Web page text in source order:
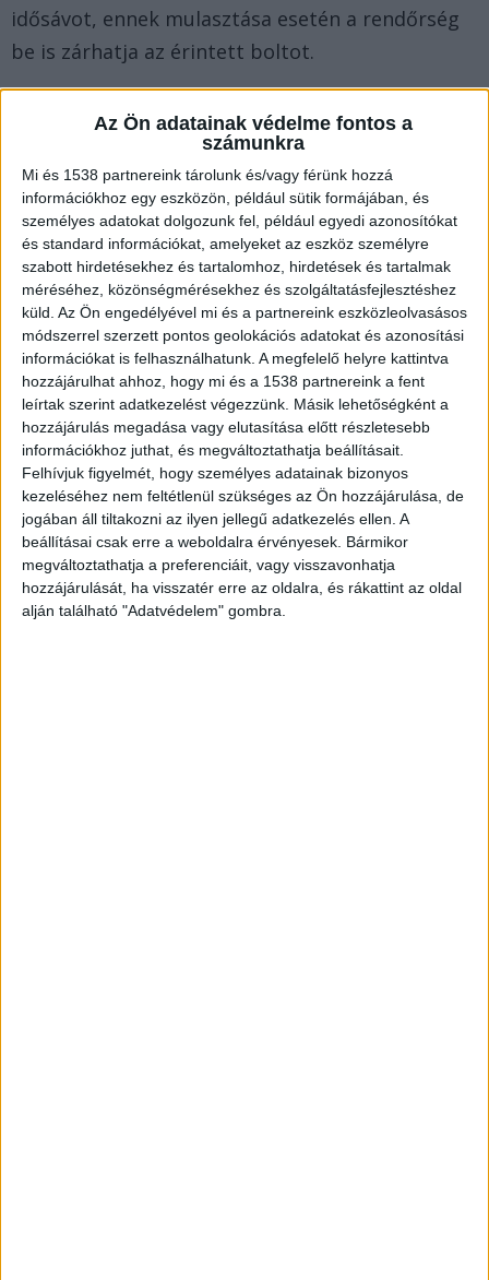
Az Ön adatainak védelme fontos a
számunkra
Mi és 1538 partnereink tárolunk és/vagy férünk hozzá
információkhoz egy eszközön, például sütik formájában, és
személyes adatokat dolgozunk fel, például egyedi azonosítókat
és standard információkat, amelyeket az eszköz személyre
szabott hirdetésekhez és tartalomhoz, hirdetések és tartalmak
méréséhez, közönségmérésekhez és szolgáltatásfejlesztéshez
küld. Az Ön engedélyével mi és a partnereink eszközleolvasásos
módszerrel szerzett pontos geolokációs adatokat és azonosítási
információkat is felhasználhatunk. A megfelelő helyre kattintva
hozzájárulhat ahhoz, hogy mi és a 1538 partnereink a fent
leírtak szerint adatkezelést végezzünk. Másik lehetőségként a
hozzájárulás megadása vagy elutasítása előtt részletesebb
információkhoz juthat, és megváltoztathatja beállításait.
Felhívjuk figyelmét, hogy személyes adatainak bizonyos
kezeléséhez nem feltétlenül szükséges az Ön hozzájárulása, de
jogában áll tiltakozni az ilyen jellegű adatkezelés ellen. A
beállításai csak erre a weboldalra érvényesek. Bármikor
megváltoztathatja a preferenciáit, vagy visszavonhatja
hozzájárulását, ha visszatér erre az oldalra, és rákattint az oldal
alján található "Adatvédelem" gombra.
idősávot, ennek mulasztása esetén a rendőrség
be is zárhatja az érintett boltot.
Szabályszegők
Több helyen is megszegték a nyitvatartási
szabályokat, két vendéglátóhelyet ideiglenesen
bezártak, eddig összesen 73-at. A kijárási tilalom
megszegése miatt 324-szer intézkedtek.
Müller Cecília számokat ismertetett
Az országos tiszti főorvos jelezte: településeink
91 százalékában jelen van igazolt fertőzött
személy. Az aktív fertőzöttek megoszlásáról is
beszélt, részletezve a megyei számokat.
Balatoni adatok
A Balatonhoz kapcsolódó megyékben összesen
11213 koronavírustsal fertőzött és egyben